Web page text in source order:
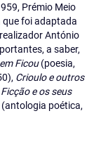
Prémio Meio
que foi adaptada
António
a saber,
Ficou(poesia,
Crioulo e outros
e os seus
(antologia poética,